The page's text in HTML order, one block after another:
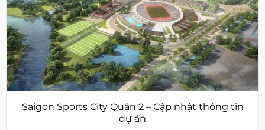
Saigon Sports City Quận 2 – Cập nhật thông tin
dự án